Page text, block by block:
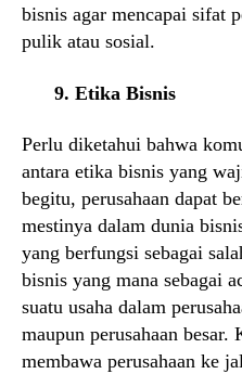
bisnis agar mencapai sifat
pulik atau sosial.
9. Etika Bisnis
Perlu diketahui bahwa
antara etika bisnis yang
begitu, perusahaan dapat
mestinya dalam dunia
yang berfungsi sebagai
bisnis yang mana sebagai
suatu usaha dalam
maupun perusahaan besar.
membawa perusahaan ke